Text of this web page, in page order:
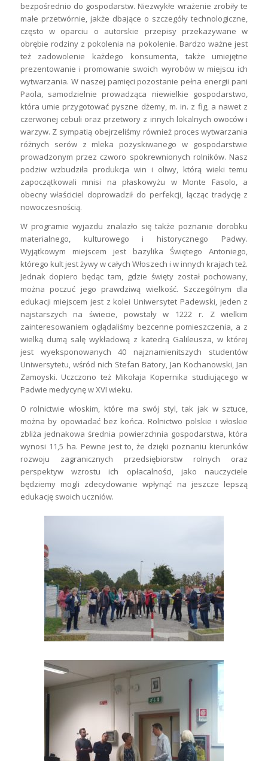
bezpośrednio do gospodarstw. Niezwykłe wrażenie zrobiły te
małe przetwórnie, jakże dbające o szczegóły technologiczne,
często w oparciu o autorskie przepisy przekazywane w
obrębie rodziny z pokolenia na pokolenie. Bardzo ważne jest
też zadowolenie każdego konsumenta, także umiejętne
prezentowanie i promowanie swoich wyrobów w miejscu ich
wytwarzania. W naszej pamięci pozostanie pełna energii pani
Paola, samodzielnie prowadząca niewielkie gospodarstwo,
która umie przygotować pyszne dżemy, m. in. z fig, a nawet z
czerwonej cebuli oraz przetwory z innych lokalnych owoców i
warzyw. Z sympatią obejrzeliśmy również proces wytwarzania
różnych serów z mleka pozyskiwanego w gospodarstwie
prowadzonym przez czworo spokrewnionych rolników. Nasz
podziw wzbudziła produkcja win i oliwy, którą wieki temu
zapoczątkowali mnisi na płaskowyżu w Monte Fasolo, a
obecny właściciel doprowadził do perfekcji, łącząc tradycję z
nowoczesnością.
W programie wyjazdu znalazło się także poznanie dorobku
materialnego, kulturowego i historycznego Padwy.
Wyjątkowym miejscem jest bazylika Świętego Antoniego,
którego kult jest żywy w całych Włoszech i w innych krajach też.
Jednak dopiero będąc tam, gdzie święty został pochowany,
można poczuć jego prawdziwą wielkość. Szczególnym dla
edukacji miejscem jest z kolei Uniwersytet Padewski, jeden z
najstarszych na świecie, powstały w 1222 r. Z wielkim
zainteresowaniem oglądaliśmy bezcenne pomieszczenia, a z
wielką dumą salę wykładową z katedrą Galileusza, w której
jest wyeksponowanych 40 najznamienitszych studentów
Uniwersytetu, wśród nich Stefan Batory, Jan Kochanowski, Jan
Zamoyski. Uczczono też Mikołaja Kopernika studiującego w
Padwie medycynę w XVI wieku.
O rolnictwie włoskim, które ma swój styl, tak jak w sztuce,
można by opowiadać bez końca. Rolnictwo polskie i włoskie
zbliża jednakowa średnia powierzchnia gospodarstwa, która
wynosi 11,5 ha. Pewne jest to, że dzięki poznaniu kierunków
rozwoju zagranicznych przedsiębiorstw rolnych oraz
perspektyw wzrostu ich opłacalności, jako nauczyciele
będziemy mogli zdecydowanie wpłynąć na jeszcze lepszą
edukację swoich uczniów.